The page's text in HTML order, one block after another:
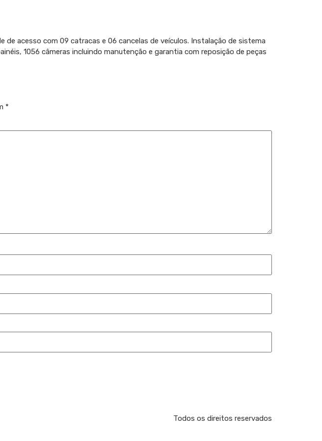
acesso com 09 catracas e 06 cancelas de veículos. Instalação de sistema
1056 câmeras incluindo manutenção e garantia com reposição de peças
*
Todos os direitos reservados